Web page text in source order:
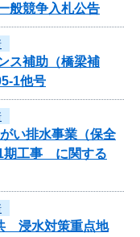
般競争入札公告
ス補助（橋梁補
1他号
い排水事業（保全
工事 に関する
浸水対策重点地